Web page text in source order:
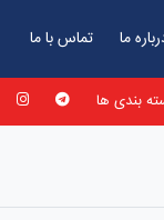
تماس با ما ما